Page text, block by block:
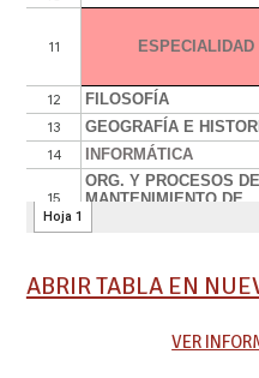
ABRIR TABLA EN
VER